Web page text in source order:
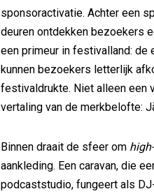
sponsoractivatie. Achter een
deuren ontdekken bezoekers
een primeur in festivalland: de
kunnen bezoekers letterlijk
festivaldrukte. Niet alleen een
vertaling van de merkbelofte:
Binnen draait de sfeer om
aankleding. Een caravan, die
podcaststudio, fungeert als